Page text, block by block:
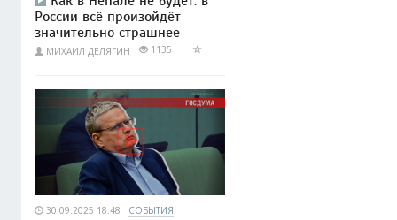
России всё произойдёт
значительно страшнее
МИХАИЛ ДЕЛЯГИН 1135
30.09.2025 18:48 СОБЫТИЯ